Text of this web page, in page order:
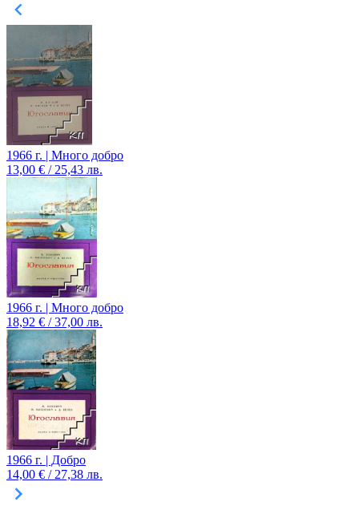
1966 г. | Много добро
13,00 € / 25,43 лв.
1966 г. | Много добро
18,92 € / 37,00 лв.
1966 г. | Добро
14,00 € / 27,38 лв.